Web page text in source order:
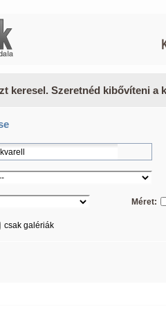
keresel. Szeretnéd kibővíteni a
Méret:
csak galériák